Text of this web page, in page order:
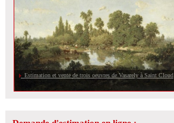
Estimation et vente de trois oeuvres de Vasarely à Saint Cloud